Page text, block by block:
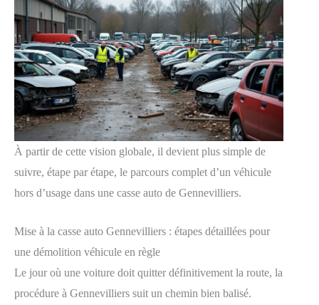
À partir de cette vision globale, il devient plus simple de
suivre, étape par étape, le parcours complet d’un véhicule
hors d’usage dans une casse auto de Gennevilliers.
Mise à la casse auto Gennevilliers : étapes détaillées pour
une démolition véhicule en règle
Le jour où une voiture doit quitter définitivement la route, la
procédure à Gennevilliers suit un chemin bien balisé.